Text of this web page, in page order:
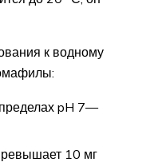
к водному
пределах pH 7—
10 мг